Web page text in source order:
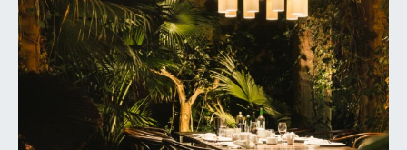
Chemin du Coteau 19
CH-1123 Aclens
Nous contacter
FOLLOW US